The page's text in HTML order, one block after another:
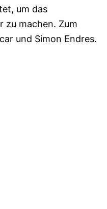
um das
zu machen. Zum
und Simon Endres.